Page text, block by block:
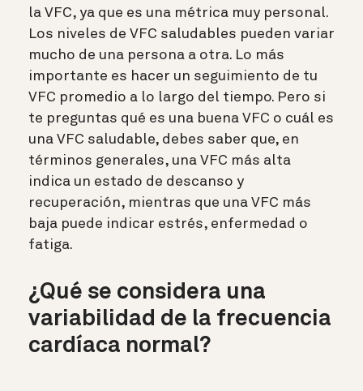
la VFC, ya que es una métrica muy personal.
Los niveles de VFC saludables pueden variar
mucho de una persona a otra. Lo más
importante es hacer un seguimiento de tu
VFC promedio a lo largo del tiempo. Pero si
te preguntas qué es una buena VFC o cuál es
una VFC saludable, debes saber que, en
términos generales, una VFC más alta
indica un estado de descanso y
recuperación, mientras que una VFC más
baja puede indicar estrés, enfermedad o
fatiga.
¿Qué se considera una
variabilidad de la frecuencia
cardíaca normal?